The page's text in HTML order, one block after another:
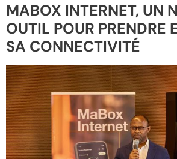
MABOX INTERNET, UN
OUTIL POUR PRENDRE
SA CONNECTIVITÉ